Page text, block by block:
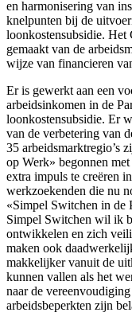
en harmonisering van
knelpunten bij de
loonkostensubsidie. Het
gemaakt van de
wijze van financieren
Er is gewerkt aan een
arbeidsinkomen in de
loonkostensubsidie. Er
van de verbetering van
35 arbeidsmarktregio’s
op Werk» begonnen
extra impuls te creëren
werkzoekenden die nu
«Simpel Switchen in de
Simpel Switchen wil ik
ontwikkelen en zich
maken ook
makkelijker vanuit de
kunnen vallen als het
naar de
arbeidsbeperkten zijn